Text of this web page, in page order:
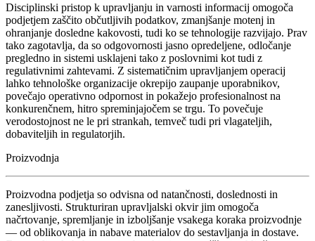
Disciplinski pristop k upravljanju in varnosti informacij omogoča
podjetjem zaščito občutljivih podatkov, zmanjšanje motenj in
ohranjanje dosledne kakovosti, tudi ko se tehnologije razvijajo. Prav
tako zagotavlja, da so odgovornosti jasno opredeljene, odločanje
pregledno in sistemi usklajeni tako z poslovnimi kot tudi z
regulativnimi zahtevami. Z sistematičnim upravljanjem operacij
lahko tehnološke organizacije okrepijo zaupanje uporabnikov,
povečajo operativno odpornost in pokažejo profesionalnost na
konkurenčnem, hitro spreminjajočem se trgu. To povečuje
verodostojnost ne le pri strankah, temveč tudi pri vlagateljih,
dobaviteljih in regulatorjih.
Proizvodnja
Proizvodna podjetja so odvisna od natančnosti, doslednosti in
zanesljivosti. Strukturiran upravljalski okvir jim omogoča
načrtovanje, spremljanje in izboljšanje vsakega koraka proizvodnje
— od oblikovanja in nabave materialov do sestavljanja in dostave.